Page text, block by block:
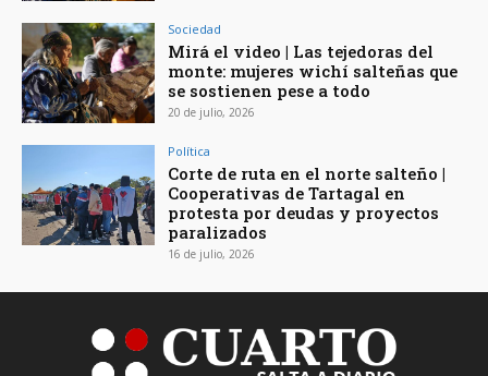
Sociedad
Mirá el video | Las tejedoras del
monte: mujeres wichí salteñas que
se sostienen pese a todo
20 de julio, 2026
Política
Corte de ruta en el norte salteño |
Cooperativas de Tartagal en
protesta por deudas y proyectos
paralizados
16 de julio, 2026